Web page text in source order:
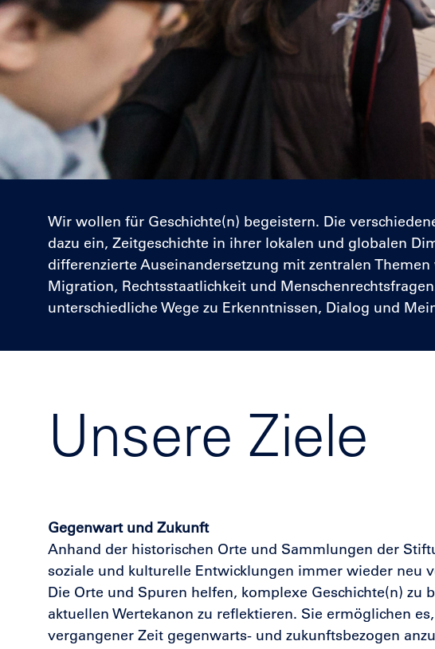
Wir wollen für Geschichte(n) begeistern. Die
dazu ein, Zeitgeschichte in ihrer lokalen und globalen
differenzierte Auseinandersetzung mit zentralen
Migration, Rechtsstaatlichkeit und
unterschiedliche Wege zu Erkenntnissen, Dialog und
Unsere Ziele
Gegenwart und Zukunft
Anhand der historischen Orte und Sammlungen der
soziale und kulturelle Entwicklungen immer wieder neu
Die Orte und Spuren helfen, komplexe Geschichte(n) zu
aktuellen Wertekanon zu reflektieren. Sie ermöglichen
vergangener Zeit gegenwarts- und zukunftsbezogen